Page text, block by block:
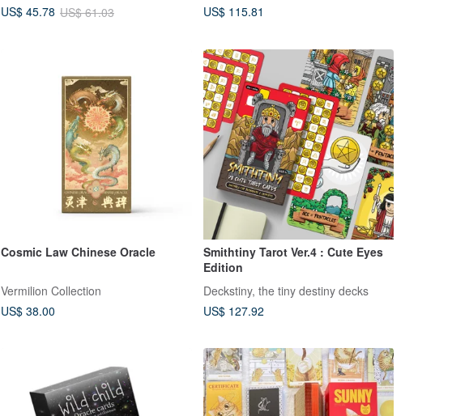
US$ 45.78 US$ 61.03
US$ 115.81
Cosmic Law Chinese Oracle
Vermilion Collection
US$ 38.00
Smithtiny Tarot Ver.4 : Cute Eyes
Edition
Deckstiny, the tiny destiny decks
US$ 127.92